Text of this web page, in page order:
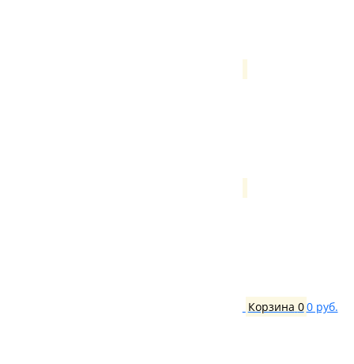
Корзина 00 руб.